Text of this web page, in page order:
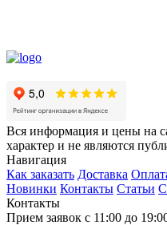
Вся информация и цены на
характер и не являются
Навигация
Как заказать Доставка
Новинки Контакты Статьи
Контакты
Прием заявок с 11:00 до